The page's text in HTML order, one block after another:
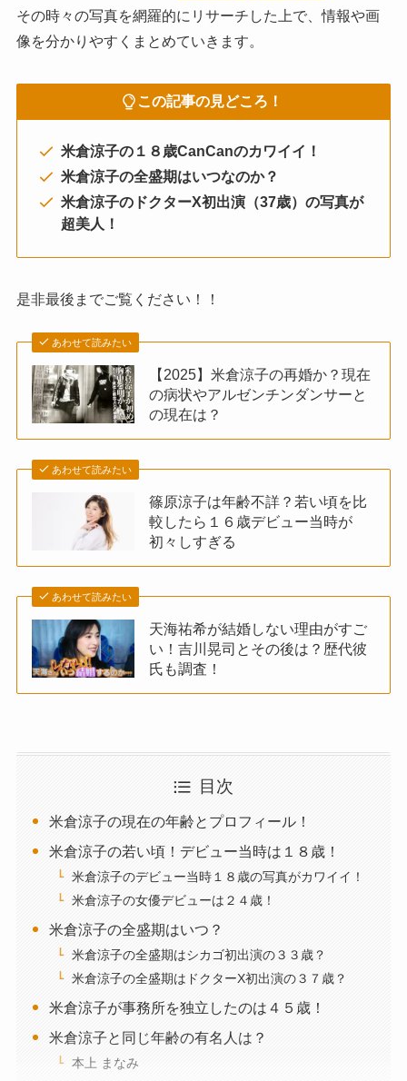
その時々の写真を網羅的にリサーチした上で、情報や画
像を分かりやすくまとめていきます。
この記事の見どころ！
米倉涼子の１８歳CanCanのカワイイ！
米倉涼子の全盛期はいつなのか？
米倉涼子のドクターX初出演（37歳）の写真が
超美人！
是非最後までご覧ください！！
あわせて読みたい
【2025】米倉涼子の再婚か？現在
の病状やアルゼンチンダンサーと
の現在は？
あわせて読みたい
篠原涼子は年齢不詳？若い頃を比
較したら１６歳デビュー当時が
初々しすぎる
あわせて読みたい
天海祐希が結婚しない理由がすご
い！吉川晃司とその後は？歴代彼
氏も調査！
目次
米倉涼子の現在の年齢とプロフィール！
米倉涼子の若い頃！デビュー当時は１８歳！
米倉涼子のデビュー当時１８歳の写真がカワイイ！
米倉涼子の女優デビューは２４歳！
米倉涼子の全盛期はいつ？
米倉涼子の全盛期はシカゴ初出演の３３歳？
米倉涼子の全盛期はドクターX初出演の３７歳？
米倉涼子が事務所を独立したのは４５歳！
米倉涼子と同じ年齢の有名人は？
本上 まなみ